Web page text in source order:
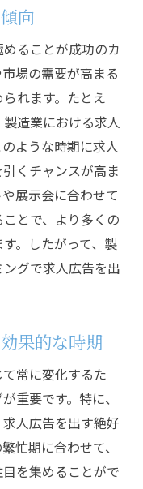
向
ることが成功のカ
場の需要が高まる
れます。たとえ
造業における求人
ような時期に求人
くチャンスが高ま
展示会に合わせて
とで、より多くの
。したがって、製
グで求人広告を出
果的な時期
常に変化するた
重要です。特に、
人広告を出す絶好
忙期に合わせて、
を集めることがで